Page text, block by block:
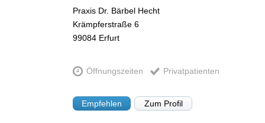
Praxis Dr. Bärbel Hecht
Krämpferstraße 6
99084 Erfurt
Öffnungszeiten Privatpatienten
Empfehlen Zum Profil